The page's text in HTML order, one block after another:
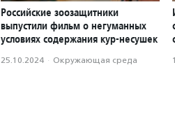
Российские зоозащитники
выпустили фильм о негуманных
условиях содержания кур-несушек
25.10.2024 · Окружающая среда